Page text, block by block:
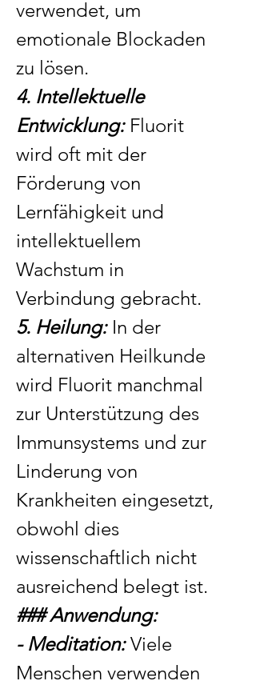
verwendet, um
emotionale Blockaden
zu lösen.
4. Intellektuelle
Entwicklung:Fluorit
wird oft mit der
Förderung von
Lernfähigkeit und
intellektuellem
Wachstum in
Verbindung gebracht.
5. Heilung: In der
alternativen Heilkunde
wird Fluorit manchmal
zur Unterstützung des
Immunsystems und zur
Linderung von
Krankheiten eingesetzt,
obwohl dies
wissenschaftlich nicht
ausreichend belegt ist.
### Anwendung:
- Meditation:Viele
Menschen verwenden